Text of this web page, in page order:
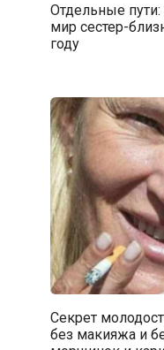
Отдельные
мир сестер-
году
Секрет
без макияжа и